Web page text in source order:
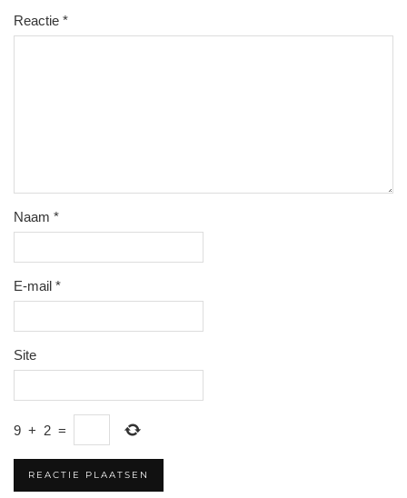
Reactie *
Naam *
E-mail *
Site
9 + 2 =